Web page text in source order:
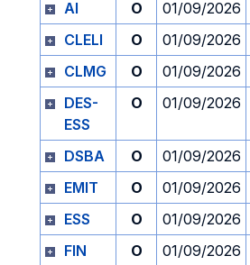
AI
O 01/09/2026
CLELI
O 01/09/2026
CLMG
O 01/09/2026
DES-
ESS
O 01/09/2026
DSBA O 01/09/2026
EMIT
O 01/09/2026
ESS
O 01/09/2026
FIN
O 01/09/2026